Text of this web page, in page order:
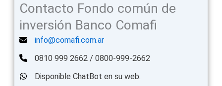
Contacto Fondo común de
inversión Banco Comafi
info@comafi.com.ar
0810 999 2662 / 0800-999-2662
Disponible ChatBot en su web.